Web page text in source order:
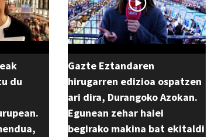
du
Gazte Eztandaren
hirugarren edizioa ospatzen
ari dira, Durangoko Azokan.
Egunean zehar haiei
begirako makina bat ekitaldi